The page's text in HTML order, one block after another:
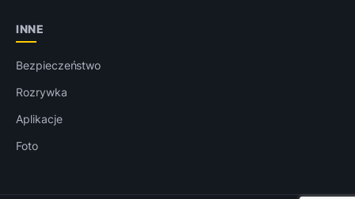
INNE
Bezpieczeństwo
Rozrywka
Aplikacje
Foto